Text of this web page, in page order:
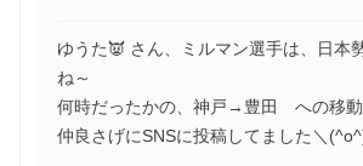
ゆうた👿 さん、ミルマン選手は、日本
ね～
何時だったかの、神戸→豊田 への移動
仲良さげにSNSに投稿してました＼